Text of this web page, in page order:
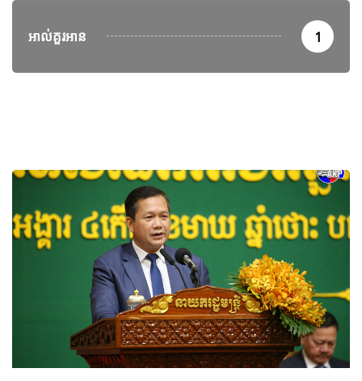
អាល់គួរអាន 1